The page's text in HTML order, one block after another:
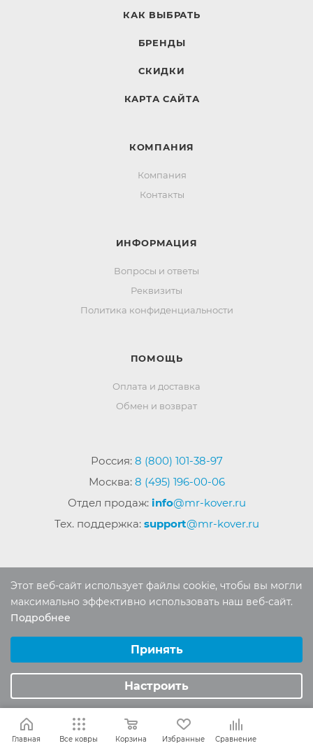
КАК ВЫБРАТЬ
БРЕНДЫ
СКИДКИ
КАРТА САЙТА
КОМПАНИЯ
Компания
Контакты
ИНФОРМАЦИЯ
Вопросы и ответы
Реквизиты
Политика конфиденциальности
ПОМОЩЬ
Оплата и доставка
Обмен и возврат
Россия: 8 (800) 101-38-97
Москва: 8 (495) 196-00-06
Отдел продаж: info@mr-kover.ru
Тех. поддержка: support@mr-kover.ru
2022-2026 © Интернет магазинMR-KOVER.RU
Авторские права защищены. Воспроизведение
материалов сайта без письменного разрешения
Главная Все ковры Корзина Избранные Сравнение
Этот веб-сайт использует файлы cookie, чтобы вы могли
максимально эффективно использовать наш веб-сайт.
Подробнее
Аналитические/Функциональные
Принять
Настроить